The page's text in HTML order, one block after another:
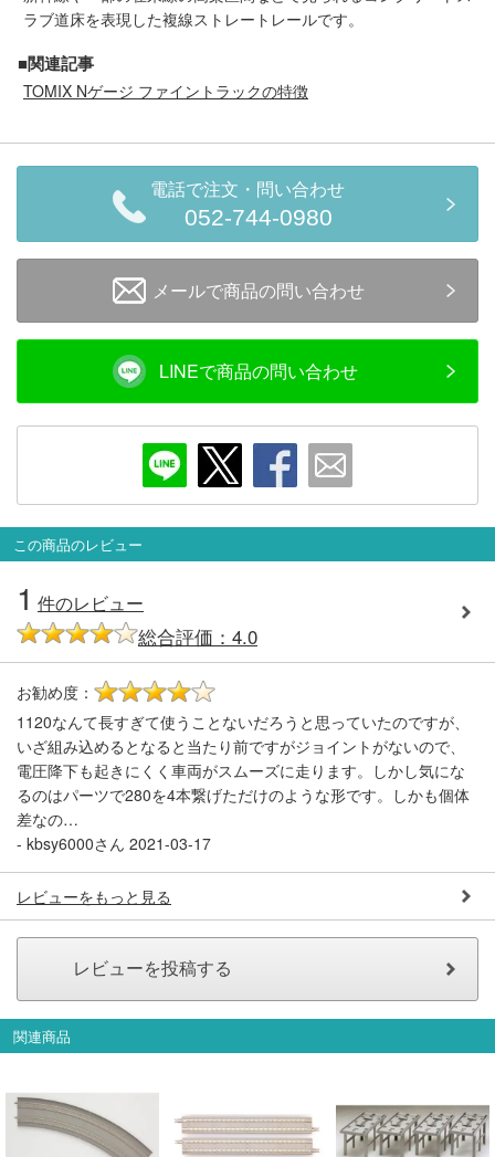
ラブ道床を表現した複線ストレートレールです。
■関連記事
TOMIX Nゲージ ファイントラックの特徴
電話で注文・問い合わせ
052-744-0980
メールで商品の問い合わせ
LINEで商品の問い合わせ
この商品のレビュー
1 件のレビュー
総合評価：4.0
お勧め度：
1120なんて長すぎて使うことないだろうと思っていたのですが、
いざ組み込めるとなると当たり前ですがジョイントがないので、
電圧降下も起きにくく車両がスムーズに走ります。しかし気にな
るのはパーツで280を4本繋げただけのような形です。しかも個体
差なの…
- kbsy6000さん 2021-03-17
レビューをもっと見る
関連商品